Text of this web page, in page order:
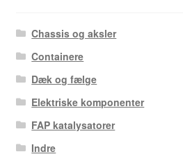
Chassis og aksler
Containere
Dæk og fælge
Elektriske komponenter
FAP katalysatorer
Indre